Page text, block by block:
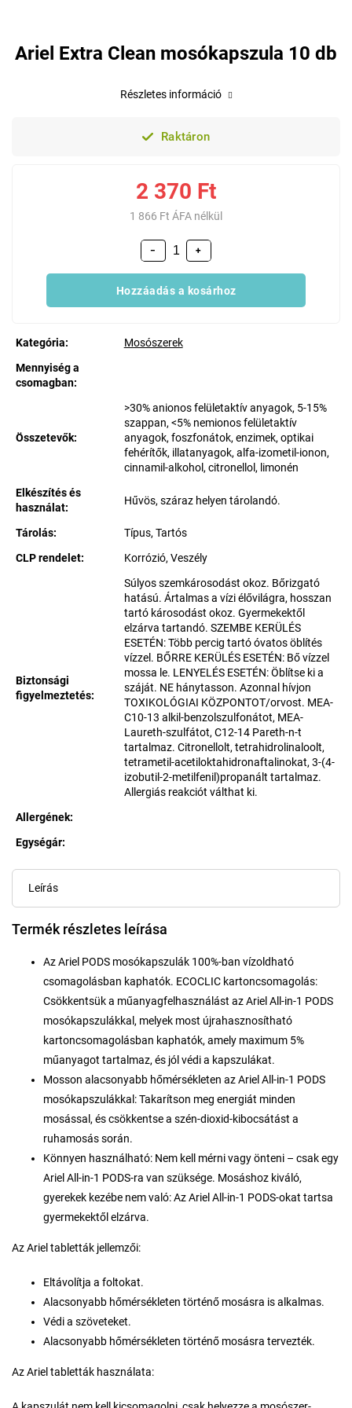
Ariel Extra Clean mosókapszula 10 db
Raktáron
2 370 Ft
1 866 Ft ÁFA nélkül
+
−
Hozzáadás a kosárhoz
Kategória:
Mosószerek
Mennyiség a
csomagban:
Összetevők:
>30% anionos felületaktív anyagok, 5-15%
szappan, <5% nemionos felületaktív
anyagok, foszfonátok, enzimek, optikai
fehérítők, illatanyagok, alfa-izometil-ionon,
cinnamil-alkohol, citronellol, limonén
Elkészítés és
használat:
Hűvös, száraz helyen tárolandó.
Tárolás:
Típus, Tartós
CLP rendelet: Korrózió, Veszély
Biztonsági
figyelmeztetés:
Súlyos szemkárosodást okoz. Bőrizgató
hatású. Ártalmas a vízi élővilágra, hosszan
tartó károsodást okoz. Gyermekektől
elzárva tartandó. SZEMBE KERÜLÉS
ESETÉN: Több percig tartó óvatos öblítés
vízzel. BŐRRE KERÜLÉS ESETÉN: Bő vízzel
mossa le. LENYELÉS ESETÉN: Öblítse ki a
száját. NE hánytasson. Azonnal hívjon
TOXIKOLÓGIAI KÖZPONTOT/orvost. MEA-
C10-13 alkil-benzolszulfonátot, MEA-
Laureth-szulfátot, C12-14 Pareth-n-t
tartalmaz. Citronellolt, tetrahidrolinaloolt,
tetrametil-acetiloktahidronaftalinokat, 3-(4-
izobutil-2-metilfenil)propanált tartalmaz.
Allergiás reakciót válthat ki.
Allergének:
Egységár:
Részletes információ
Leírás
Termék részletes leírása
Az Ariel PODS mosókapszulák 100%-ban vízoldható
csomagolásban kaphatók. ECOCLIC kartoncsomagolás:
Csökkentsük a műanyagfelhasználást az Ariel All-in-1 PODS
mosókapszulákkal, melyek most újrahasznosítható
kartoncsomagolásban kaphatók, amely maximum 5%
műanyagot tartalmaz, és jól védi a kapszulákat.
Mosson alacsonyabb hőmérsékleten az Ariel All-in-1 PODS
mosókapszulákkal: Takarítson meg energiát minden
mosással, és csökkentse a szén-dioxid-kibocsátást a
ruhamosás során.
Könnyen használható: Nem kell mérni vagy önteni – csak egy
Ariel All-in-1 PODS-ra van szüksége. Mosáshoz kiváló,
gyerekek kezébe nem való: Az Ariel All-in-1 PODS-okat tartsa
gyermekektől elzárva.
Az Ariel tabletták jellemzői:
Eltávolítja a foltokat.
Alacsonyabb hőmérsékleten történő mosásra is alkalmas.
Védi a szöveteket.
Alacsonyabb hőmérsékleten történő mosásra tervezték.
Az Ariel tabletták használata: